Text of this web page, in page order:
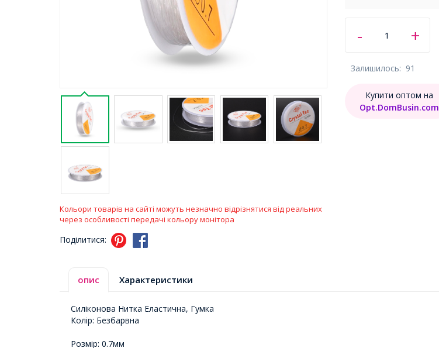
Кольори товарів на сайті можуть незначно відрізнятися від реальних
через особливості передачі кольору монітора
Поділитися:
Залишилось: 91
Купити оптом на
Opt.DomBusin.com
опис Характеристики
Силіконова Нитка Еластична, Гумка
Колір: Безбарвна
Розмір: 0.7мм